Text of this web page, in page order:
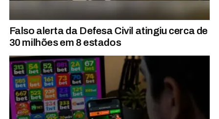
Falso alerta da Defesa Civil atingiu cerca de
30 milhões em 8 estados